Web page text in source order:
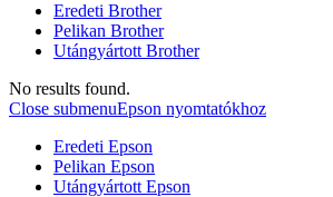
Eredeti Brother
Pelikan Brother
Utángyártott Brother
No results found.
Close submenuEpson nyomtatókhoz
Eredeti Epson
Pelikan Epson
Utángyártott Epson